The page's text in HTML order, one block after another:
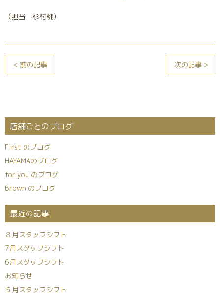
（担当 杉村桃）
< 前の記事 次の記事 >
店舗ごとのブログ
First のブログ
HAYAMAのブログ
for you のブログ
Brown のブログ
最近の記事
８月スタッフシフト
7月スタッフシフト
6月スタッフシフト
お知らせ
５月スタッフシフト